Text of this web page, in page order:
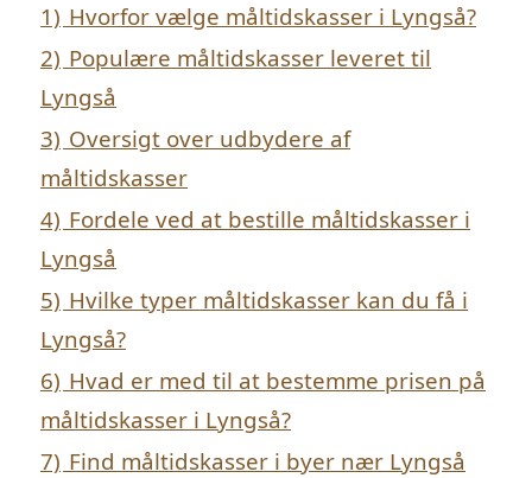
1) Hvorfor vælge måltidskasser i Lyngså?
2) Populære måltidskasser leveret til
Lyngså
3) Oversigt over udbydere af
måltidskasser
4) Fordele ved at bestille måltidskasser i
Lyngså
5) Hvilke typer måltidskasser kan du få i
Lyngså?
6) Hvad er med til at bestemme prisen på
måltidskasser i Lyngså?
7) Find måltidskasser i byer nær Lyngså